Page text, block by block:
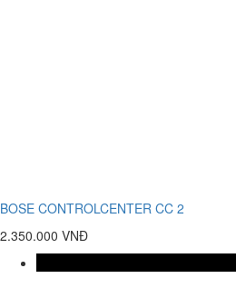
BOSE CONTROLCENTER CC 2
2.350.000 VNĐ